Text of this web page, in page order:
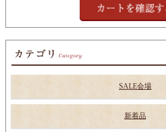
SALE会場
新着品